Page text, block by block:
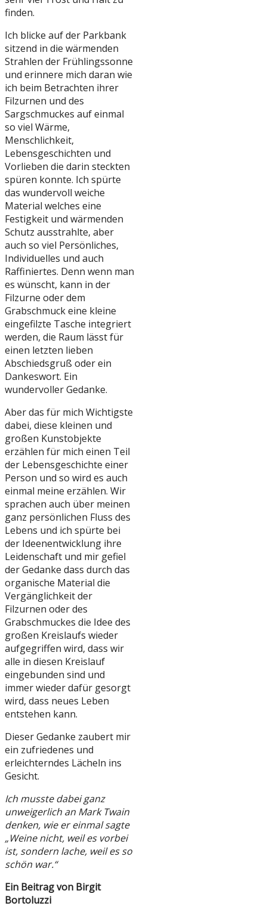
finden.
Ich blicke auf der Parkbank
sitzend in die wärmenden
Strahlen der Frühlingssonne
und erinnere mich daran wie
ich beim Betrachten ihrer
Filzurnen und des
Sargschmuckes auf einmal
so viel Wärme,
Menschlichkeit,
Lebensgeschichten und
Vorlieben die darin steckten
spüren konnte. Ich spürte
das wundervoll weiche
Material welches eine
Festigkeit und wärmenden
Schutz ausstrahlte, aber
auch so viel Persönliches,
Individuelles und auch
Raffiniertes. Denn wenn man
es wünscht, kann in der
Filzurne oder dem
Grabschmuck eine kleine
eingefilzte Tasche integriert
werden, die Raum lässt für
einen letzten lieben
Abschiedsgruß oder ein
Dankeswort. Ein
wundervoller Gedanke.
Aber das für mich Wichtigste
dabei, diese kleinen und
großen Kunstobjekte
erzählen für mich einen Teil
der Lebensgeschichte einer
Person und so wird es auch
einmal meine erzählen. Wir
sprachen auch über meinen
ganz persönlichen Fluss des
Lebens und ich spürte bei
der Ideenentwicklung ihre
Leidenschaft und mir gefiel
der Gedanke dass durch das
organische Material die
Vergänglichkeit der
Filzurnen oder des
Grabschmuckes die Idee des
großen Kreislaufs wieder
aufgegriffen wird, dass wir
alle in diesen Kreislauf
eingebunden sind und
immer wieder dafür gesorgt
wird, dass neues Leben
entstehen kann.
Dieser Gedanke zaubert mir
ein zufriedenes und
erleichterndes Lächeln ins
Gesicht.
Ich musste dabei ganz
unweigerlich an Mark Twain
denken, wie er einmal sagte
„Weine nicht, weil es vorbei
ist, sondern lache, weil es so
schön war.“
Ein Beitrag von Birgit
Bortoluzzi